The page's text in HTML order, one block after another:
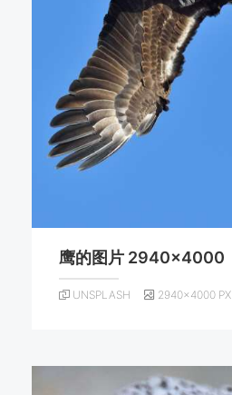
鹰的图片 2940×4000
UNSPLASH 2940×4000 PX